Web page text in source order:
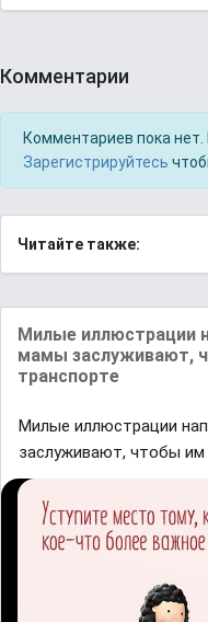
Комментарии
Комментариев пока
Зарегистрируйтесь
Читайте также:
Милые иллюстрации
мамы заслуживают,
транспорте
Милые иллюстрации
заслуживают, чтобы им